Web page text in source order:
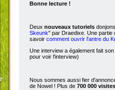
Bonne lecture !
Deux nouveaux tutoriels
Skeunk" par Draedixe. Une partie
savoir comment ouvrir l'antre du
Une interview a également fait
pour voir l'interview)
Nous sommes aussi fier
de Nowel ! Plus de 700 000 visites